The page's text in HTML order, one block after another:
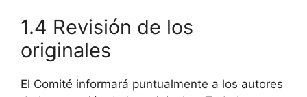
1.4 Revisión de los
originales
El Comité informará puntualmente a los autores